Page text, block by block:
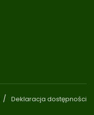
Deklaracja dostępności